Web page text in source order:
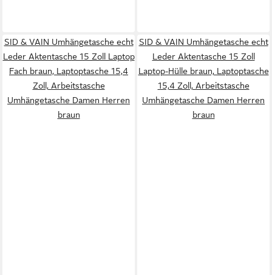
SID & VAIN Umhängetasche echt
Leder Aktentasche 15 Zoll Laptop
Fach braun, Laptoptasche 15,4
Zoll, Arbeitstasche
Umhängetasche Damen Herren
braun
SID & VAIN Umhängetasche echt
Leder Aktentasche 15 Zoll
Laptop-Hülle braun, Laptoptasche
15,4 Zoll, Arbeitstasche
Umhängetasche Damen Herren
braun